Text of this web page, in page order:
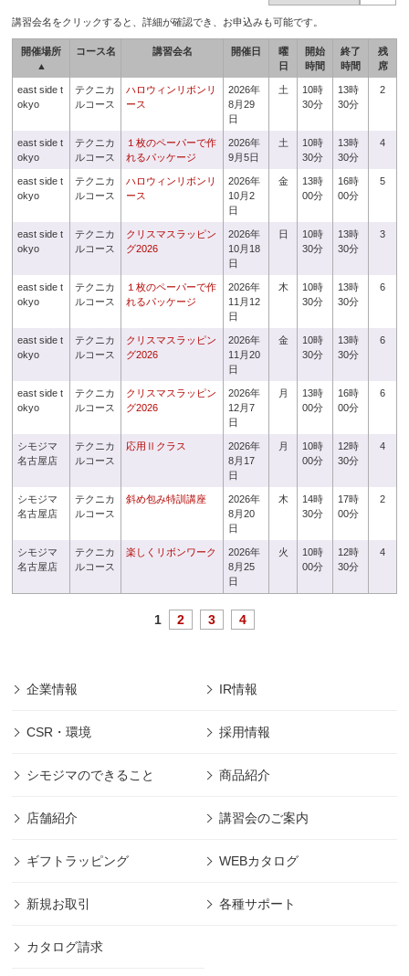
講習会名をクリックすると、詳細が確認でき、お申込みも可能です。
開催場所
▲
コース名 講習会名 開催日
曜
日
開始
時間
終了
時間
残
席
east side t
okyo
テクニカ
ルコース
ハロウィンリボンリ
ース
2026年
8月29
日
土
10時
30分
13時
30分
2
east side t
okyo
テクニカ
ルコース
１枚のペーパーで作
れるパッケージ
2026年
9月5日
土
10時
30分
13時
30分
4
east side t
okyo
テクニカ
ルコース
ハロウィンリボンリ
ース
2026年
10月2
日
金
13時
00分
16時
00分
5
east side t
okyo
テクニカ
ルコース
クリスマスラッピン
グ2026
2026年
10月18
日
日
10時
30分
13時
30分
3
east side t
okyo
テクニカ
ルコース
１枚のペーパーで作
れるパッケージ
2026年
11月12
日
木
10時
30分
13時
30分
6
east side t
okyo
テクニカ
ルコース
クリスマスラッピン
グ2026
2026年
11月20
日
金
10時
30分
13時
30分
6
east side t
okyo
テクニカ
ルコース
クリスマスラッピン
グ2026
2026年
12月7
日
月
13時
00分
16時
00分
6
シモジマ
名古屋店
テクニカ
ルコース
応用Ⅱクラス
2026年
8月17
日
月
10時
00分
12時
30分
4
シモジマ
名古屋店
テクニカ
ルコース
斜め包み特訓講座
2026年
8月20
日
木
14時
30分
17時
00分
2
シモジマ
名古屋店
テクニカ
ルコース
楽しくリボンワーク
2026年
8月25
日
火
10時
00分
12時
30分
4
1 2 3 4
企業情報 IR情報
CSR・環境 採用情報
シモジマのできること 商品紹介
店舗紹介 講習会のご案内
ギフトラッピング WEBカタログ
新規お取引 各種サポート
カタログ請求